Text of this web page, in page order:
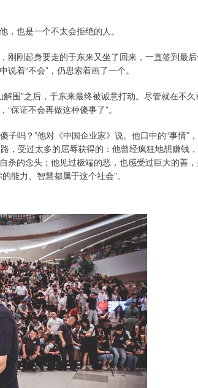
也是一个不太会拒绝的人。
刚起身要走的于东来又坐了回来，一直签到最
着“不会”，仍思索着画了一个。
”之后，于东来最终被诚意打动。尽管就在不久
保证不会再做这种傻事了”。
吗？”他对《中国企业家》说。他口中的“事情”
，受过太多的屈辱获得的：他曾经疯狂地想赚钱
杀的念头；他见过极端的恶，也感受过巨大的善
能力、智慧都属于这个社会”。